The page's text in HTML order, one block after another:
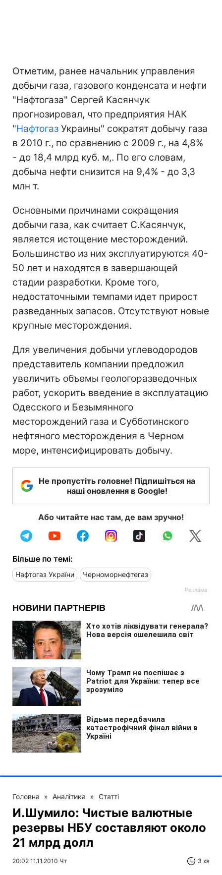
Отметим, ранее начальник управления
добычи газа, газового конденсата и нефти
"Нафтогаза" Сергей Касянчук
прогнозировал, что предприятия НАК
"Нафтогаз Украины" сократят добычу газа
в 2010 г., по сравнению с 2009 г., на 4,8%
- до 18,4 млрд куб. м,. По его словам,
добыча нефти снизится на 9,4% - до 3,3
млн т.
Основными причинами сокращения
добычи газа, как считает С.Касянчук,
является истощение месторождений.
Большинство из них эксплуатируются 40-
50 лет и находятся в завершающей
стадии разработки. Кроме того,
недостаточными темпами идет прирост
разведанных запасов. Отсутствуют новые
крупные месторождения.
Для увеличения добычи углеводородов
представитель компании предложил
увеличить объемы геологоразведочных
работ, ускорить введение в эксплуатацию
Одесского и Безымянного
месторождений газа и Субботинского
нефтяного месторождения в Черном
море, интенсифицировать добычу.
Не пропустіть головне! Підпишіться на
наші оновлення в Google!
Або читайте нас там, де вам зручно!
Більше по темі:
Нафтогаз України Черноморнефтегаз
Головна » Аналітика » Статті
И.Шумило: Чистые валютные
резервы НБУ составляют около
21 млрд долл
20:02 11.11.2010 Чт 3 хв